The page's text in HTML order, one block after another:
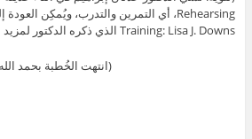
Training: Lisa J. Downs الذي ذكره الدكتور لمزيد من التوسع).
(انتهت الخُطبة بحمد